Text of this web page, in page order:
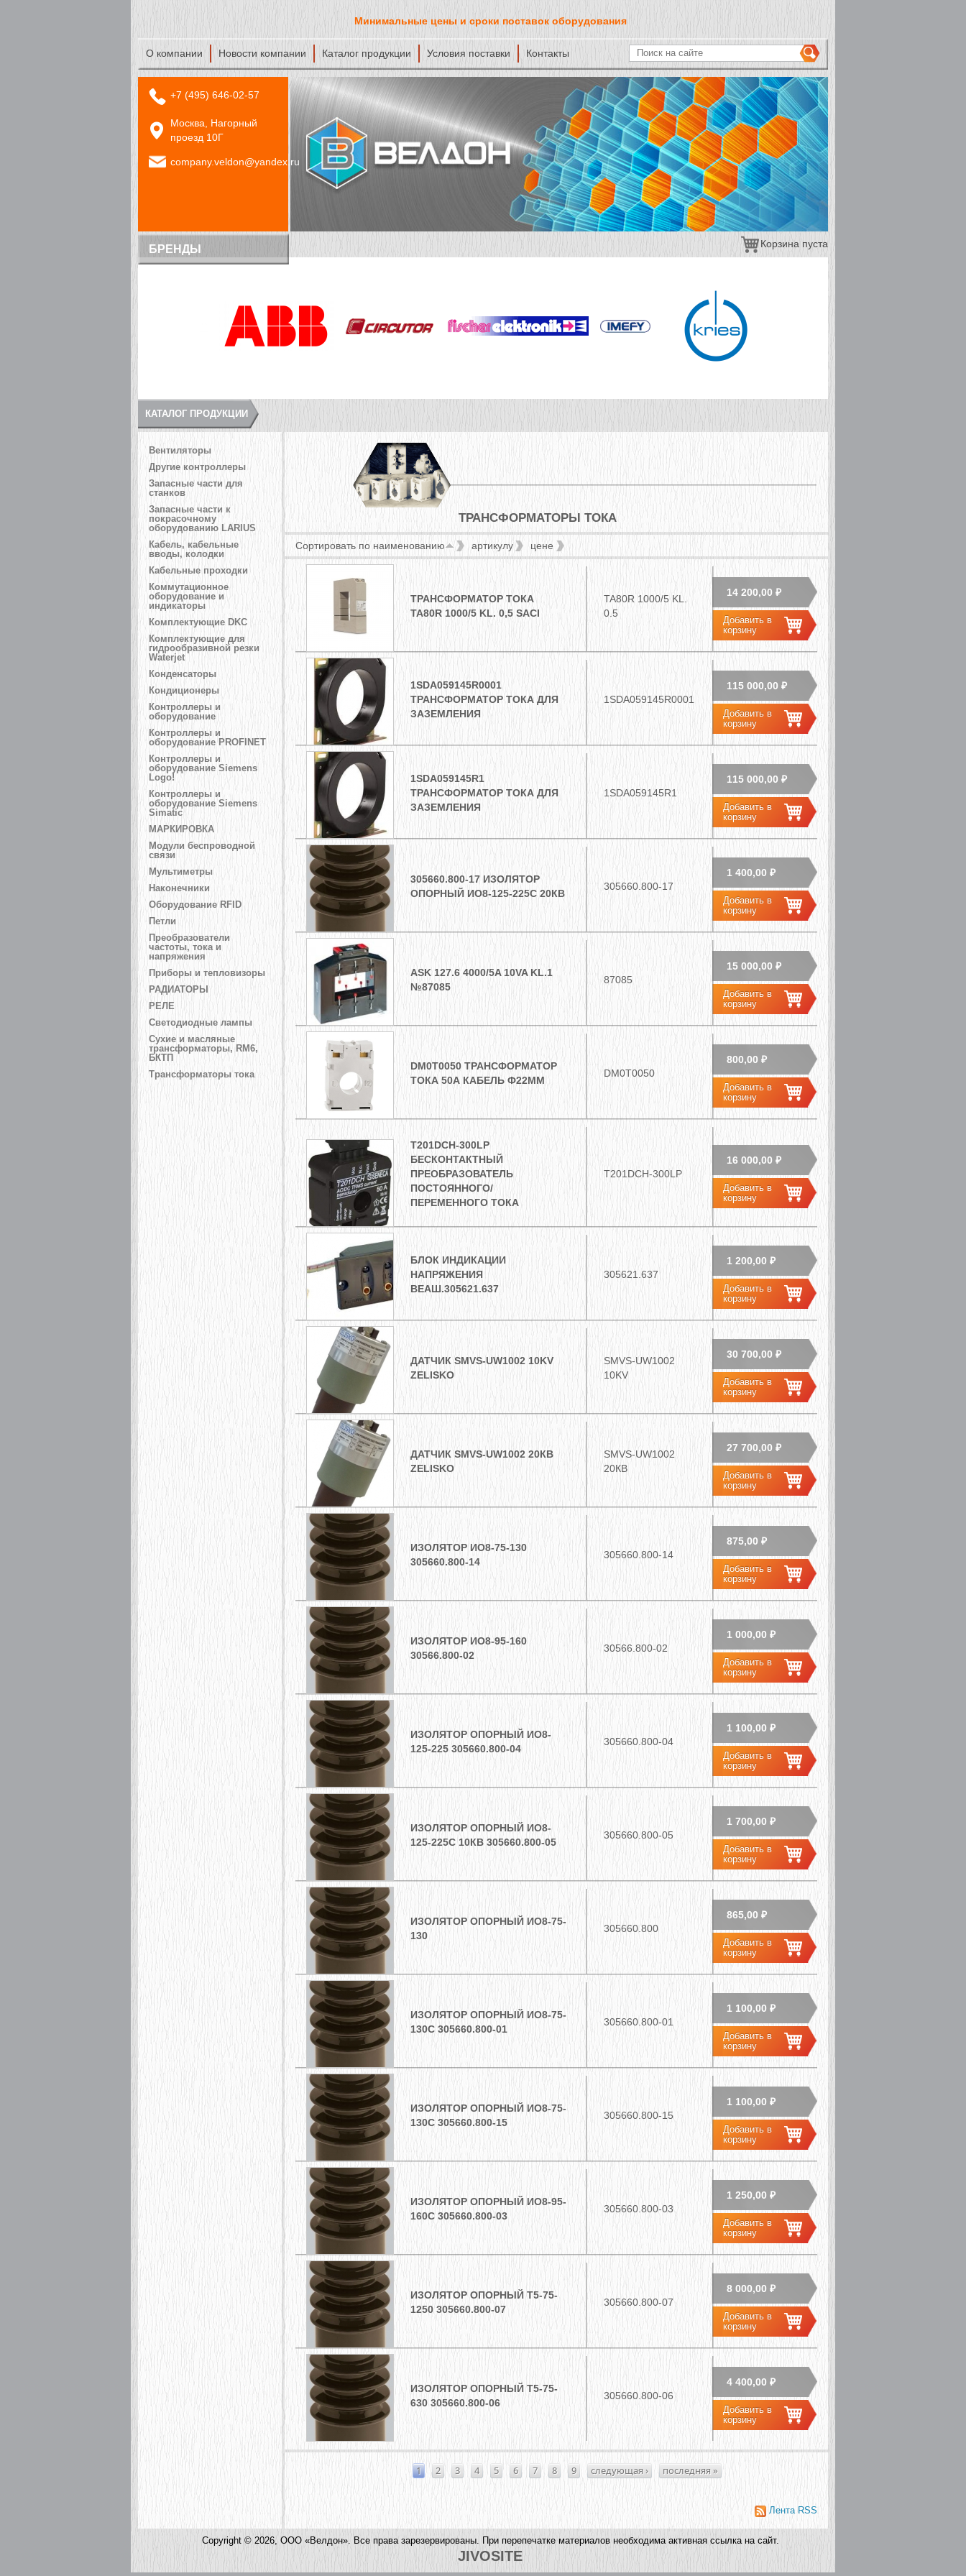
Минимальные цены и сроки поставок оборудования
ФОРМА ПОИСКА
Поиск на сайте
О компании Новости компании Каталог продукции Условия поставки Контакты
+7 (495) 646-02-57
Москва, Нагорный
проезд 10Г
company.veldon@yandex.ru
Корзина пуста
БРЕНДЫ
КАТАЛОГ ПРОДУКЦИИ
Вентиляторы
Другие контроллеры
Запасные части для
станков
Запасные части к
покрасочному
оборудованию LARIUS
Кабель, кабельные
вводы, колодки
Кабельные проходки
Коммутационное
оборудование и
индикаторы
Комплектующие DKC
Комплектующие для
гидрообразивной резки
Waterjet
Конденсаторы
Кондиционеры
Контроллеры и
оборудование
Контроллеры и
оборудование PROFINET
Контроллеры и
оборудование Siemens
Logo!
Контроллеры и
оборудование Siemens
Simatic
МАРКИРОВКА
Модули беспроводной
связи
Мультиметры
Наконечники
Оборудование RFID
Петли
Преобразователи
частоты, тока и
напряжения
Приборы и тепловизоры
РАДИАТОРЫ
РЕЛЕ
Светодиодные лампы
Сухие и масляные
трансформаторы, RM6,
БКТП
Трансформаторы тока
ТРАНСФОРМАТОРЫ ТОКА
Сортировать по наименованию артикулу цене
ТРАНСФОРМАТОР ТОКА
TA80R 1000/5 KL. 0,5 SACI
TA80R 1000/5 KL.
0.5
14 200,00 ₽
1SDA059145R0001
ТРАНСФОРМАТОР ТОКА ДЛЯ
ЗАЗЕМЛЕНИЯ
1SDA059145R0001
115 000,00 ₽
1SDA059145R1
ТРАНСФОРМАТОР ТОКА ДЛЯ
ЗАЗЕМЛЕНИЯ
1SDA059145R1
115 000,00 ₽
305660.800-17 ИЗОЛЯТОР
ОПОРНЫЙ ИО8-125-225С 20КВ
305660.800-17
1 400,00 ₽
ASK 127.6 4000/5A 10VA KL.1
№87085
87085
15 000,00 ₽
DM0T0050 ТРАНСФОРМАТОР
ТОКА 50А КАБЕЛЬ Ф22ММ
DM0T0050
800,00 ₽
T201DCH-300LP
БЕСКОНТАКТНЫЙ
ПРЕОБРАЗОВАТЕЛЬ
ПОСТОЯННОГО/
ПЕРЕМЕННОГО ТОКА
T201DCH-300LP
16 000,00 ₽
БЛОК ИНДИКАЦИИ
НАПРЯЖЕНИЯ
ВЕАШ.305621.637
305621.637
1 200,00 ₽
ДАТЧИК SMVS-UW1002 10KV
ZELISKO
SMVS-UW1002
10KV
30 700,00 ₽
ДАТЧИК SMVS-UW1002 20КВ
ZELISKO
SMVS-UW1002
20КВ
27 700,00 ₽
ИЗОЛЯТОР ИО8-75-130
305660.800-14
305660.800-14
875,00 ₽
ИЗОЛЯТОР ИО8-95-160
30566.800-02
30566.800-02
1 000,00 ₽
ИЗОЛЯТОР ОПОРНЫЙ ИО8-
125-225 305660.800-04
305660.800-04
1 100,00 ₽
ИЗОЛЯТОР ОПОРНЫЙ ИО8-
125-225С 10КВ 305660.800-05
305660.800-05
1 700,00 ₽
ИЗОЛЯТОР ОПОРНЫЙ ИО8-75-
130
305660.800
865,00 ₽
ИЗОЛЯТОР ОПОРНЫЙ ИО8-75-
130C 305660.800-01
305660.800-01
1 100,00 ₽
ИЗОЛЯТОР ОПОРНЫЙ ИО8-75-
130C 305660.800-15
305660.800-15
1 100,00 ₽
ИЗОЛЯТОР ОПОРНЫЙ ИО8-95-
160C 305660.800-03
305660.800-03
1 250,00 ₽
ИЗОЛЯТОР ОПОРНЫЙ Т5-75-
1250 305660.800-07
305660.800-07
8 000,00 ₽
ИЗОЛЯТОР ОПОРНЫЙ Т5-75-
630 305660.800-06
305660.800-06
4 400,00 ₽
СТРАНИЦЫ 1 2 3 4 5 6 7 8 9 следующая › последняя »
Copyright © 2026, ООО «Велдон». Все права зарезервированы. При перепечатке материалов необходима активная ссылка на сайт.
JIVOSITE